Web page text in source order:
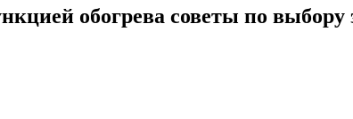
обогрева советы по